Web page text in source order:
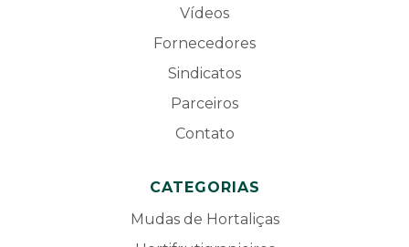
Vídeos
Fornecedores
Sindicatos
Parceiros
Contato
CATEGORIAS
Mudas de Hortaliças